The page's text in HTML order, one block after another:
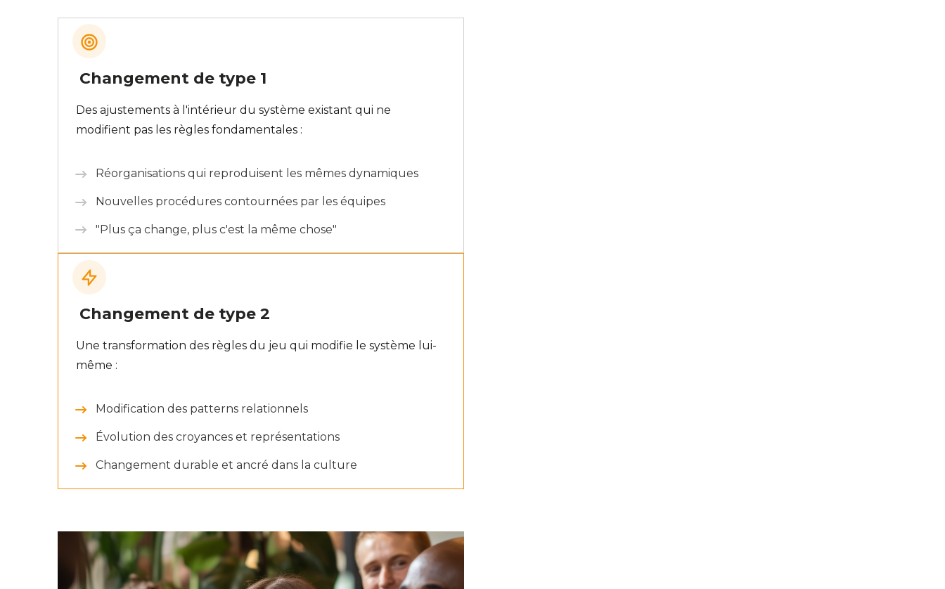
Changement de type 1
Des ajustements à l'intérieur du système existant qui ne
modifient pas les règles fondamentales :
Réorganisations qui reproduisent les mêmes dynamiques
Nouvelles procédures contournées par les équipes
"Plus ça change, plus c'est la même chose"
Changement de type 2
Une transformation des règles du jeu qui modifie le système lui-
même :
Modification des patterns relationnels
Évolution des croyances et représentations
Changement durable et ancré dans la culture